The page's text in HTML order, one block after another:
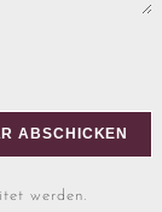
werden.